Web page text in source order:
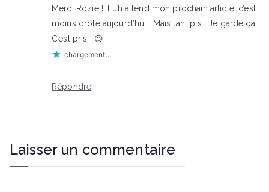
Merci Rozie !! Euh attend mon prochain article, c’est
moins drôle aujourd’hui… Mais tant pis ! Je garde ça
C’est pris ! 😉
chargement…
Répondre
Laisser un commentaire